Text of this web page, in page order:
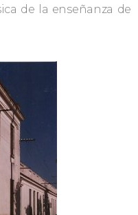
de la enseñanza de